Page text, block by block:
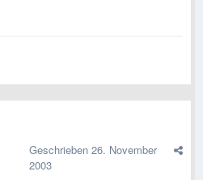
Geschrieben 26. November
2003